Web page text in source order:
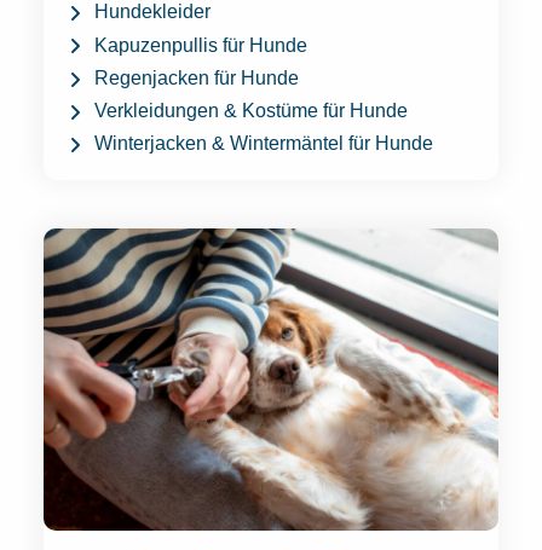
Hundekleider
Kapuzenpullis für Hunde
Regenjacken für Hunde
Verkleidungen & Kostüme für Hunde
Winterjacken & Wintermäntel für Hunde